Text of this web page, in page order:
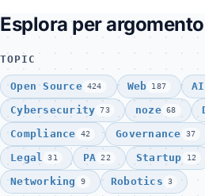
Esplora per argomento
TOPIC
Open Source 424 Web 187 AI
Cybersecurity 73 noze 68
Compliance 42 Governance 37
Legal 31 PA 22 Startup 12
Networking 9 Robotics 3